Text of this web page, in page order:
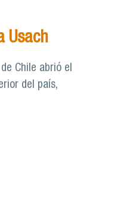
Usach
Chile abrió el
del país,